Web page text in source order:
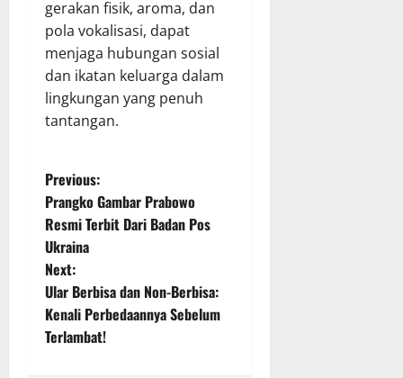
gerakan fisik, aroma, dan
pola vokalisasi, dapat
menjaga hubungan sosial
dan ikatan keluarga dalam
lingkungan yang penuh
tantangan.
P
o
s
t
n
Previous:
Prangko Gambar Prabowo
Resmi Terbit Dari Badan Pos
Ukraina
Next:
Ular Berbisa dan Non-Berbisa:
Kenali Perbedaannya Sebelum
Terlambat!